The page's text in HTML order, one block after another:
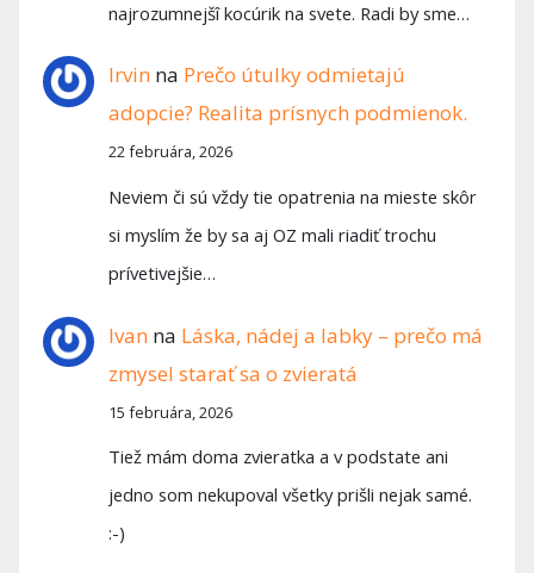
najrozumnejšî kocúrik na svete. Radi by sme…
Irvin na Prečo útulky odmietajú
adopcie? Realita prísnych podmienok.
22 februára, 2026
Neviem či sú vždy tie opatrenia na mieste skôr
si myslím že by sa aj OZ mali riadiť trochu
prívetivejšie…
Ivan na Láska, nádej a labky – prečo má
zmysel starať sa o zvieratá
15 februára, 2026
Tiež mám doma zvieratka a v podstate ani
jedno som nekupoval všetky prišli nejak samé.
:-)